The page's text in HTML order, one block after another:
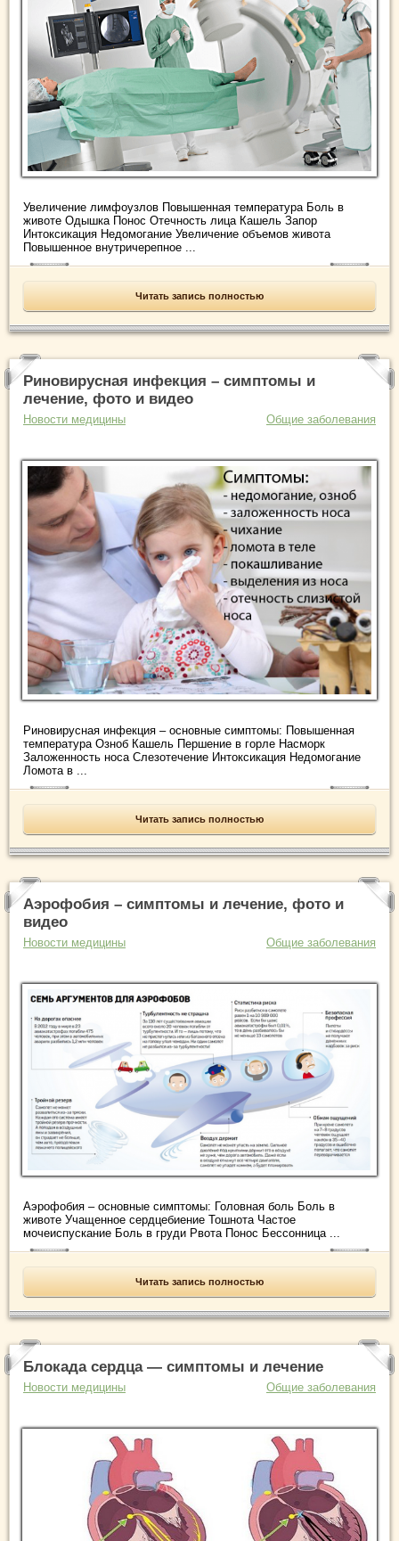
Увеличение лимфоузлов Повышенная температура Боль в
животе Одышка Понос Отечность лица Кашель Запор
Интоксикация Недомогание Увеличение объемов живота
Повышенное внутричерепное ...
Читать запись полностью
Риновирусная инфекция – симптомы и
лечение, фото и видео
Новости медицины Общие заболевания
Риновирусная инфекция – основные симптомы: Повышенная
температура Озноб Кашель Першение в горле Насморк
Заложенность носа Слезотечение Интоксикация Недомогание
Ломота в ...
Читать запись полностью
Аэрофобия – симптомы и лечение, фото и
видео
Новости медицины Общие заболевания
Аэрофобия – основные симптомы: Головная боль Боль в
животе Учащенное сердцебиение Тошнота Частое
мочеиспускание Боль в груди Рвота Понос Бессонница ...
Читать запись полностью
Блокада сердца — симптомы и лечение
Новости медицины Общие заболевания